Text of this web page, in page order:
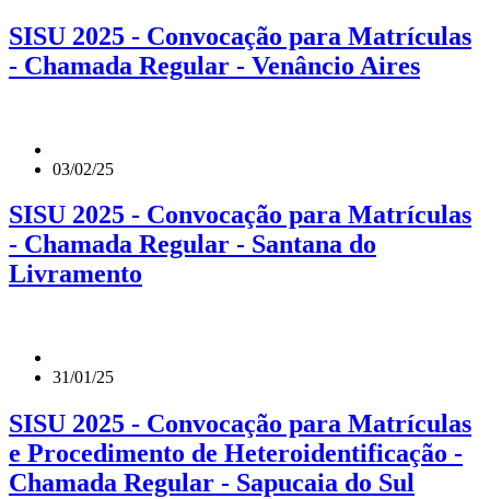
SISU 2025 - Convocação para Matrículas
- Chamada Regular - Venâncio Aires
03/02/25
SISU 2025 - Convocação para Matrículas
- Chamada Regular - Santana do
Livramento
31/01/25
SISU 2025 - Convocação para Matrículas
e Procedimento de Heteroidentificação -
Chamada Regular - Sapucaia do Sul